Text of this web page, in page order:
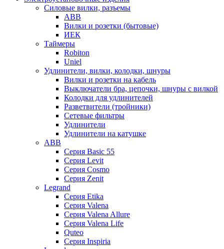
Силовые вилки, разъемы
ABB
Вилки и розетки (бытовые)
ИЕК
Таймеры
Robiton
Uniel
Удлинители, вилки, колодки, шнуры
Вилки и розетки на кабель
Выключатели бра, цепочки, шнуры с вилкой
Колодки для удлинителей
Разветвители (тройники)
Сетевые фильтры
Удлинители
Удлинители на катушке
ABB
Серия Basic 55
Серия Levit
Серия Cosmo
Серия Zenit
Legrand
Серия Etika
Серия Valena
Серия Valena Allure
Серия Valena Life
Quteo
Серия Inspiria